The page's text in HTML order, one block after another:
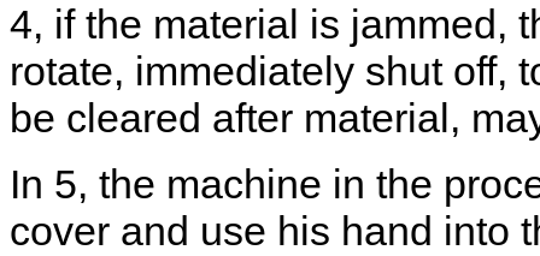
4, if the material is jammed ,
rotate, immediately shut off,
be cleared after material ,
In 5, the machine in the
cover and use his hand into